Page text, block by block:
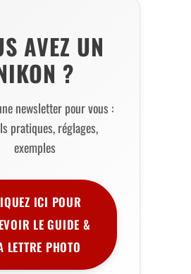
AVEZ UN
?
newsletter pour vous :
pratiques, réglages,
exemples
ICI POUR
LE GUIDE &
LETTRE PHOTO